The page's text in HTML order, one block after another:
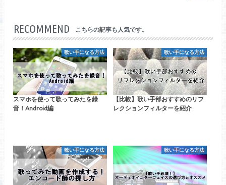
RECOMMEND こちらの記事も人気です。
歌い手になる方法
スマホを使って歌ってみたを録
音！Android編
歌い手になる方法
【比較】歌い手部おすすめのリフ
レクションフィルターを紹介
歌い手になる方法 歌い手になる方法